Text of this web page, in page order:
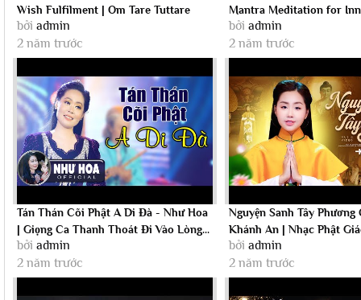
Wish Fulfilment | Om Tare Tuttare
Ture...
bởi admin
2 năm trước
Mantra Meditation for
bởi admin
2 năm trước
Tán Thán Cõi Phật A Di Đà - Như Hoa
| Giọng Ca Thanh Thoát Đi Vào Lòng...
bởi admin
2 năm trước
Nguyện Sanh Tây Phương
Khánh An | Nhạc Phật
Nhất
bởi admin
2 năm trước